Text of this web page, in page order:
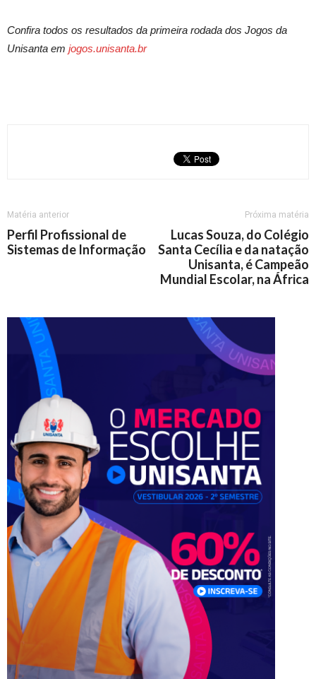
Confira todos os resultados da primeira rodada dos Jogos da
Unisanta em jogos.unisanta.br
Matéria anterior
Perfil Profissional de
Sistemas de Informação
Próxima matéria
Lucas Souza, do Colégio
Santa Cecília e da natação
Unisanta, é Campeão
Mundial Escolar, na África